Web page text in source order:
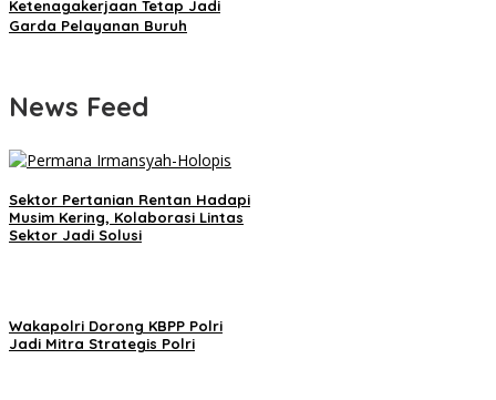
Ketenagakerjaan Tetap Jadi
Garda Pelayanan Buruh
News Feed
Sektor Pertanian Rentan Hadapi
Musim Kering, Kolaborasi Lintas
Sektor Jadi Solusi
Wakapolri Dorong KBPP Polri
Jadi Mitra Strategis Polri